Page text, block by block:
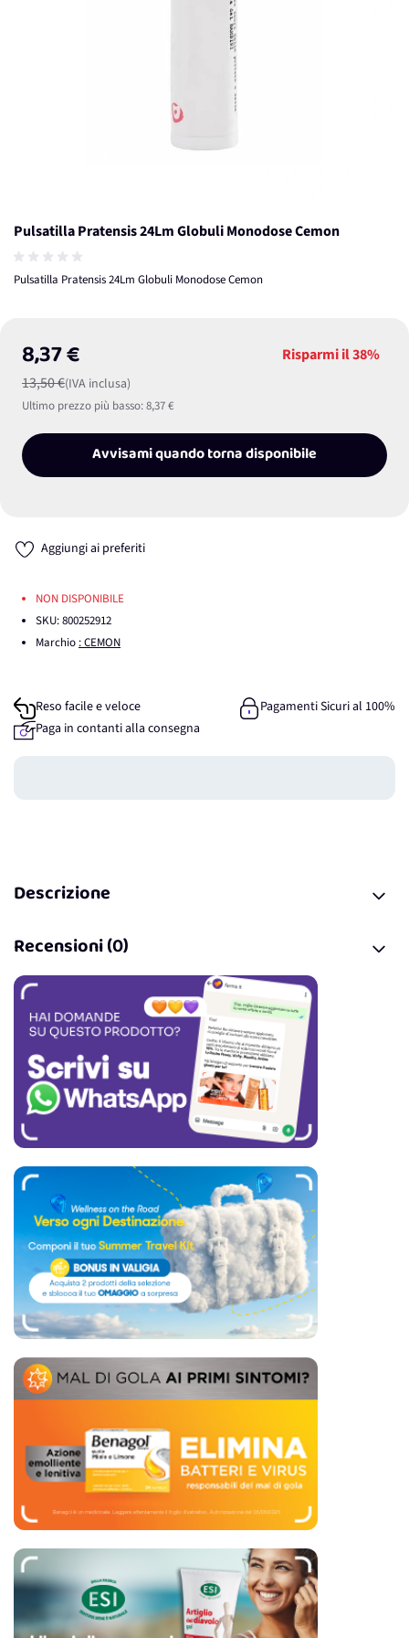
Pulsatilla Pratensis 24Lm Globuli Monodose Cemon
Pulsatilla Pratensis 24Lm Globuli Monodose Cemon
8,37 €
13,50 €(IVA inclusa)
Risparmi il38%
Ultimo prezzo più basso:8,37 €
Avvisami quando torna disponibile
Aggiungi ai preferiti
NON DISPONIBILE
SKU:800252912
Marchio : CEMON
Reso facile e veloce
Pagamenti Sicuri al 100%
Paga in contanti alla consegna
Descrizione
Recensioni (0)